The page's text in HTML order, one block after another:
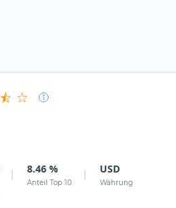
8.46 %
Anteil Top 10
USD
Währung